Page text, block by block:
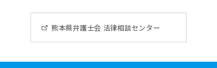
熊本県弁護士会 法律相談センター